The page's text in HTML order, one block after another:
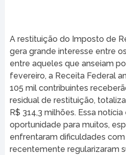
A restituição do Imposto de
gera grande interesse entre
entre aqueles que anseiam
fevereiro, a Receita Federal
105 mil contribuintes
residual de restituição,
R$ 314,3 milhões. Essa
oportunidade para muitos,
enfrentaram dificuldades com
recentemente regularizaram